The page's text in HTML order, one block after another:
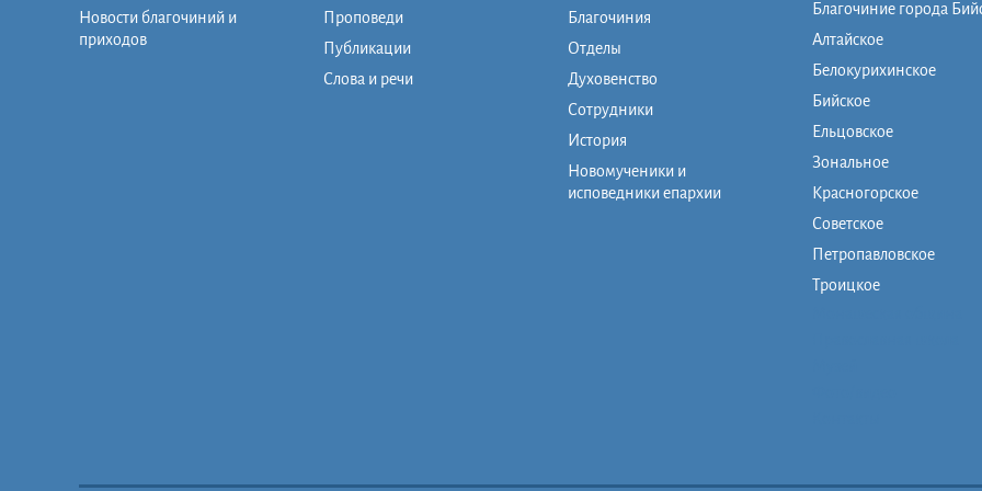
Новости благочиний и
приходов
Проповеди
Публикации
Слова и речи
Благочиния
Отделы
Духовенство
Сотрудники
История
Новомученики и
исповедники епархии
Благочиние города
Алтайское
Белокурихинское
Бийское
Ельцовское
Зональное
Красногорское
Советское
Петропавловское
Троицкое